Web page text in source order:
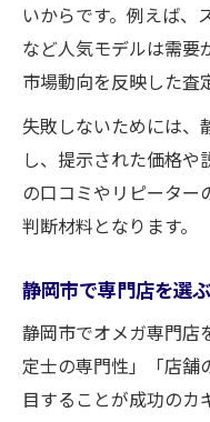
いからです。例えば、
など人気モデルは需要
市場動向を反映した査
失敗しないためには、
し、提示された価格や
の口コミやリピーター
判断材料となります。
静岡市で専門店を選
静岡市でオメガ専門店
定士の専門性」「店舗
目することが成功のカ